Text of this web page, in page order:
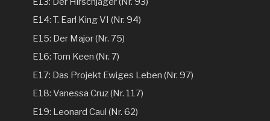
E14: T. Earl King VI (Nr. 94)
E15: Der Major (Nr. 75)
E16: Tom Keen (Nr. 7)
E17: Das Projekt Ewiges Leben (Nr. 97)
E18: Vanessa Cruz (Nr. 117)
E19: Leonard Caul (Nr. 62)